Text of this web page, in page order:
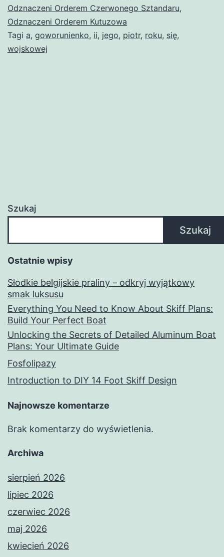
Odznaczeni Orderem Czerwonego Sztandaru,
Odznaczeni Orderem Kutuzowa
Tagi a, goworunienko, ii, jego, piotr, roku, się,
wojskowej
Szukaj
Szukaj
Ostatnie wpisy
Słodkie belgijskie praliny – odkryj wyjątkowy
smak luksusu
Everything You Need to Know About Skiff Plans:
Build Your Perfect Boat
Unlocking the Secrets of Detailed Aluminum Boat
Plans: Your Ultimate Guide
Fosfolipazy
Introduction to DIY 14 Foot Skiff Design
Najnowsze komentarze
Brak komentarzy do wyświetlenia.
Archiwa
sierpień 2026
lipiec 2026
czerwiec 2026
maj 2026
kwiecień 2026